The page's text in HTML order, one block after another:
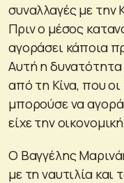
συναλλαγές με την
Πριν ο μέσος
αγοράσει κάποια
Αυτή η δυνατότητα
από τη Κίνα, που
μπορούσε να
είχε την
Ο Βαγγέλης
με τη ναυτιλία και